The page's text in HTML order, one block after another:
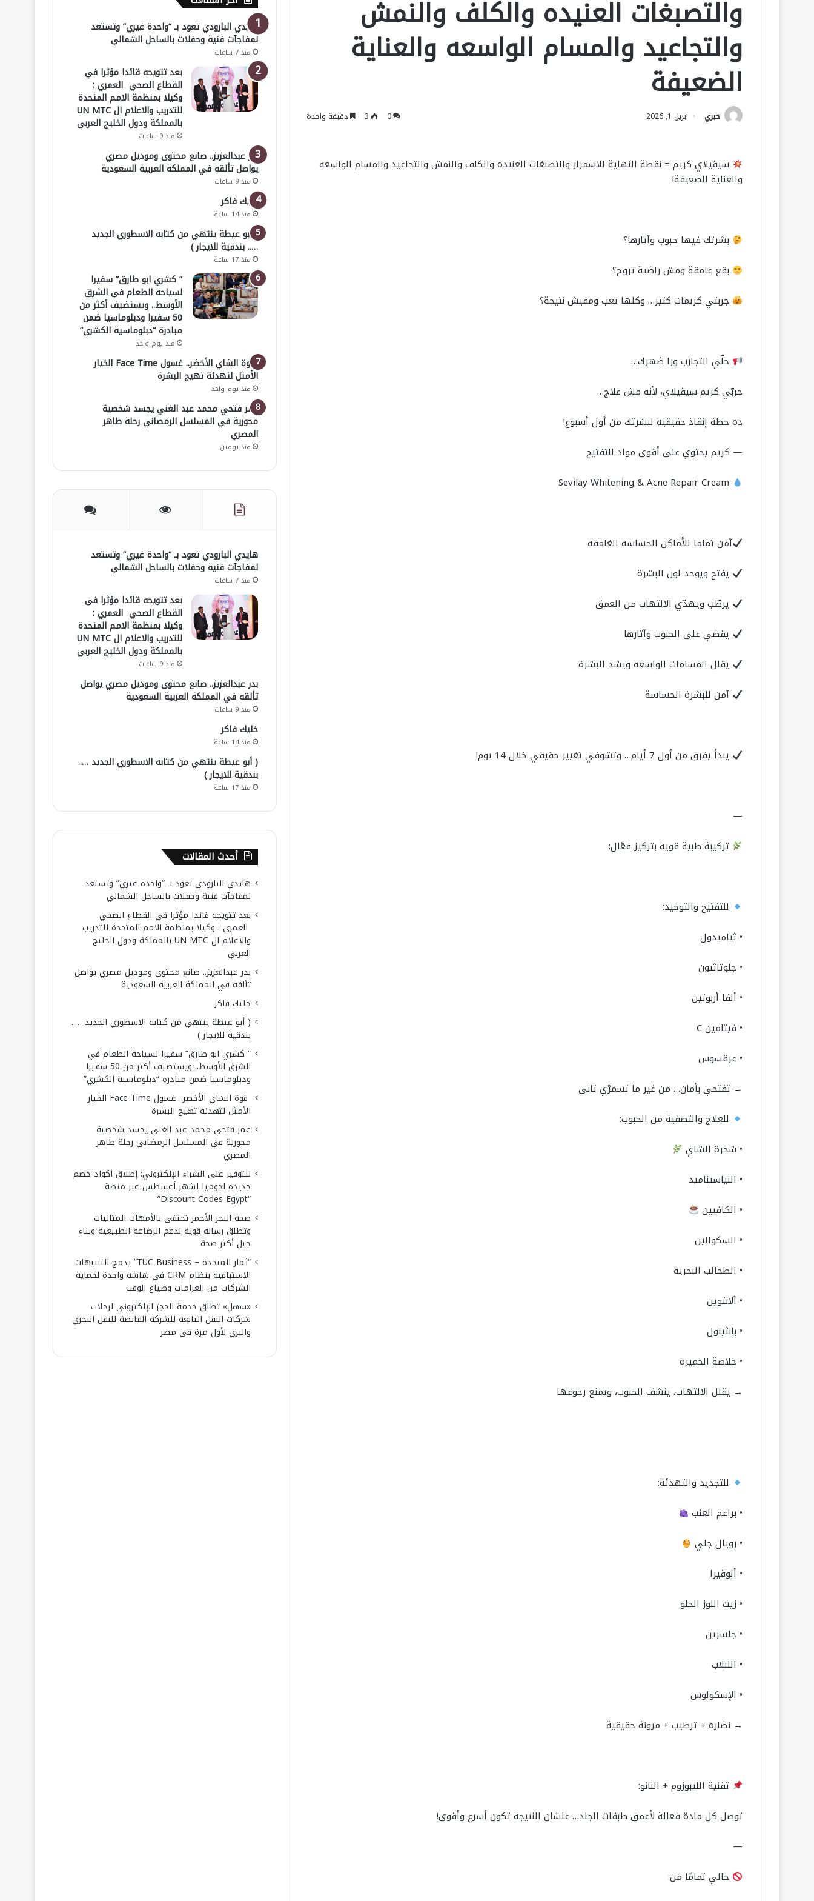
والتصبغات العنيده والكلف والنمش
والتجاعيد والمسام الواسعه والعناية
الضعيفة
خيري أبريل 1, 2026 0
3 دقيقة واحدة
سيڤيلاي كريم = نقطة النهاية للاسمرار والتصبغات العنيده والكلف والنمش والتجاعيد والمسام الواسعه
والعناية الضعيفة!
بشرتك فيها حبوب وآثارها؟
بقع غامقة ومش راضية تروح؟
جربتي كريمات كتير… وكلها تعب ومفيش نتيجة؟
خلّي التجارب ورا ضهرك…
جربّي كريم سيڤيلاي، لأنه مش علاج…
ده خطة إنقاذ حقيقية لبشرتك من أول أسبوع!
— كريم يحتوي على أقوى مواد للتفتيح
آمن تماما للأماكن الحساسه الغامقه
يفتح ويوحد لون البشرة
يرطّب ويهدّي الالتهاب من العمق
يقضي على الحبوب وآثارها
يقلل المسامات الواسعة ويشد البشرة
آمن للبشرة الحساسة
يبدأ يفرق من أول 7 أيام… وتشوفي تغيير حقيقي خلال 14 يوم!
—
تركيبة طبية قوية بتركيز فعّال:
للتفتيح والتوحيد:
• ثياميدول
• جلوتاثيون
• ألفا أربوتين
• فيتامين C
• عرقسوس
→ تفتحي بأمان… من غير ما تسمرّي تاني
للعلاج والتصفية من الحبوب:
• شجرة الشاي
• النياسيناميد
• الكافيين
• السكوالين
• الطحالب البحرية
• آلانتوين
• بانثينول
• خلاصة الخميرة
→ يقلل الالتهاب، ينشف الحبوب، ويمنع رجوعها
للتجديد والتهدئة:
• براعم العنب
• رويال جلي
• ألوڤيرا
• زيت اللوز الحلو
• جلسرين
• اللبلاب
• الإسكولوس
→ نضارة + ترطيب + مرونة حقيقية
تقنية الليبوزوم + النانو:
توصل كل مادة فعالة لأعمق طبقات الجلد… علشان النتيجة تكون أسرع وأقوى!
—
خالي تمامًا من:
هايدي البارودي تعود بـ “واحدة غيري” وتستعد
لمفاجآت فنية وحفلات بالساحل الشمالي
منذ 7 ساعات
بعد تتويجه قائدا مؤثرا في
القطاع الصحي العمري :
وكيلا بمنظمة الامم المتحدة
للتدريب والاعلام ال UN MTC
بالمملكة ودول الخليج العربي
منذ 9 ساعات
بدر عبدالعزيز.. صانع محتوى وموديل مصري
يواصل تألقه في المملكة العربية السعودية
منذ 9 ساعات
خليك فاكر
منذ 14 ساعة
( أبو عيطة ينتهي من كتابه الاسطوري الجديد
….. بندقية للايجار )
منذ 17 ساعة
” كشري ابو طارق” سفيرا
لسياحة الطعام في الشرق
الأوسط.. ويستضيف أكثر من
50 سفيرا ودبلوماسيا ضمن
مبادرة “دبلوماسية الكشري”
منذ يوم واحد
قوة الشاي الأخضر.. غسول Face Time الخيار
الأمثل لتهدئة تهيج البشرة
منذ يوم واحد
عمر فتحي محمد عبد الغني يجسد شخصية
محورية في المسلسل الرمضاني رحلة طاهر
المصري
منذ يومين
هايدي البارودي تعود بـ “واحدة غيري” وتستعد
لمفاجآت فنية وحفلات بالساحل الشمالي
منذ 7 ساعات
بعد تتويجه قائدا مؤثرا في
القطاع الصحي العمري :
وكيلا بمنظمة الامم المتحدة
للتدريب والاعلام ال UN MTC
بالمملكة ودول الخليج العربي
منذ 9 ساعات
بدر عبدالعزيز.. صانع محتوى وموديل مصري يواصل
تألقه في المملكة العربية السعودية
منذ 9 ساعات
خليك فاكر
منذ 14 ساعة
( أبو عيطة ينتهي من كتابه الاسطوري الجديد …..
بندقية للايجار )
منذ 17 ساعة
أحدث المقالات
هايدي البارودي تعود بـ “واحدة غيري” وتستعد
لمفاجآت فنية وحفلات بالساحل الشمالي
بعد تتويجه قائدا مؤثرا في القطاع الصحي
العمري : وكيلا بمنظمة الامم المتحدة للتدريب
والاعلام ال UN MTC بالمملكة ودول الخليج
العربي
بدر عبدالعزيز.. صانع محتوى وموديل مصري يواصل
تألقه في المملكة العربية السعودية
خليك فاكر
( أبو عيطة ينتهي من كتابه الاسطوري الجديد …..
بندقية للايجار )
” كشري ابو طارق” سفيرا لسياحة الطعام في
الشرق الأوسط.. ويستضيف أكثر من 50 سفيرا
ودبلوماسيا ضمن مبادرة “دبلوماسية الكشري”
قوة الشاي الأخضر.. غسول Face Time الخيار
الأمثل لتهدئة تهيج البشرة
عمر فتحي محمد عبد الغني يجسد شخصية
محورية في المسلسل الرمضاني رحلة طاهر
المصري
للتوفير على الشراء الإلكتروني: إطلاق أكواد خصم
جديدة لجوميا لشهر أغسطس عبر منصة
“Discount Codes Egypt”
صحة البحر الأحمر تحتفى بالأمهات المثاليات
وتطلق رسالة قوية لدعم الرضاعة الطبيعية وبناء
جيل أكثر صحة
“ثمار المتحدة – TUC Business” يدمج التنبيهات
الاستباقية بنظام CRM في شاشة واحدة لحماية
الشركات من الغرامات وضياع الوقت
«سهل» تطلق خدمة الحجز الإلكتروني لرحلات
شركات النقل التابعة للشركة القابضة للنقل البحري
والبري لأول مرة فى مصر